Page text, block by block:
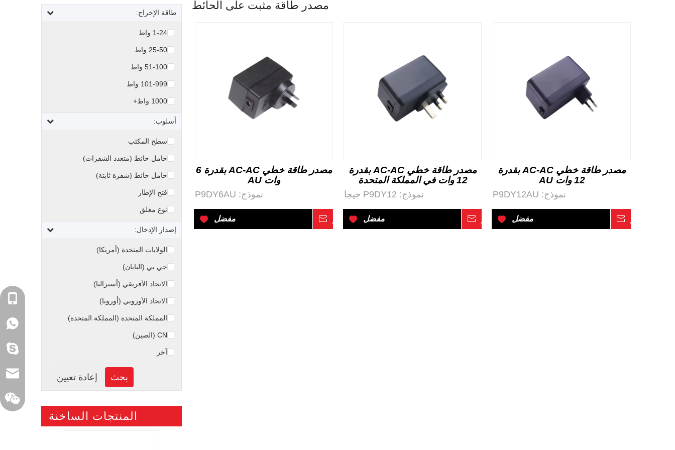
طاقة الإخراج:
1-24 واط
25-50 واط
51-100 واط
101-999 واط
1000 واط+
أسلوب:
سطح المكتب
حامل حائط (متعدد الشفرات)
حامل حائط (شفرة ثابتة)
فتح الإطار
نوع مغلق
إصدار الإدخال:
الولايات المتحدة (أمريكا)
جي بي (اليابان)
الاتحاد الأفريقي (أستراليا)
الاتحاد الأوروبي (أوروبا)
المملكة المتحدة (المملكة المتحدة)
CN (الصين)
آخر
المنتجات الساخنة
مصدر طاقة مثبت على الحائط
مصدر طاقة خطي AC-AC بقدرة 6
وات AU
نموذج: P9DY6AU
مفضل استفسر
مصدر طاقة خطي AC-AC بقدرة
12 وات في المملكة المتحدة
نموذج: P9DY12 جيجا
مفضل استفسر
مصدر طاقة خطي AC-AC بقدرة
12 وات AU
نموذج: P9DY12AU
مفضل
+86-18129522938
واتساب: 18129522938 -86
shirley.wen6
sales@xelitepower.com